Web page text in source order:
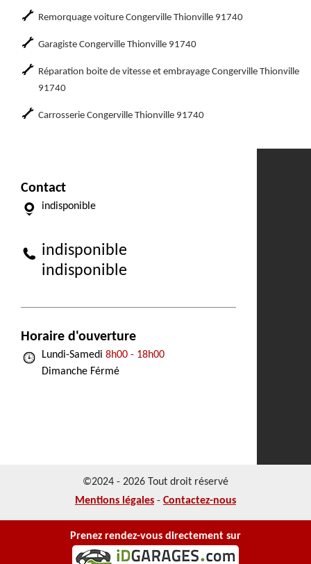
Prenez rendez-vous directement sur
Remorquage voiture Congerville Thionville 91740
Garagiste Congerville Thionville 91740
Réparation boite de vitesse et embrayage Congerville Thionville
91740
Carrosserie Congerville Thionville 91740
Contact
indisponible
indisponible
indisponible
Horaire d'ouverture
Lundi-Samedi 8h00 - 18h00
Dimanche Férmé
©2024 - 2026 Tout droit réservé
Mentions légales - Contactez-nous